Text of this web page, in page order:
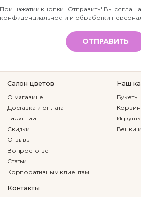
Телефон
*
При нажатии кнопки "Отправить" Вы
конфиденциальности и обработки
ОТПРАВИТЬ
Салон цветов
О магазине
Доставка и оплата
Гарантии
Скидки
Отзывы
Вопрос-ответ
Статьи
Корпоративным клиентам
Наш
Букеты
Венки
Контакты